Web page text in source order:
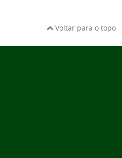
Voltar para o topo